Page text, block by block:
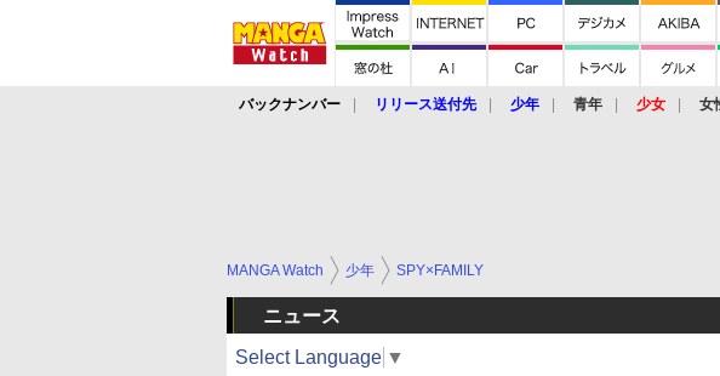
バックナンバー リリース送付先 少年 青年 少女 女
MANGA Watch 少年 SPY×FAMILY
ニュース
Select Language ▼